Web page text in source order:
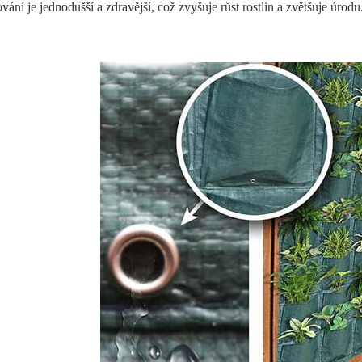
je jednodušší a zdravější, což zvyšuje růst rostlin a zvětšuje